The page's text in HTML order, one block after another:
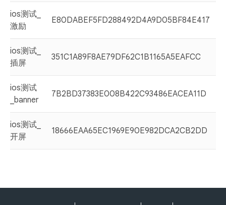
ios测试_
激励
E80DABEF5FD288492D4A9D05BF84E417
ios测试_
插屏
351C1A89F8AE79DF62C1B1165A5EAFCC
ios测试
_banner
7B2BD37383E008B422C93486EACEA11D
ios测试_
开屏
18666EAA65EC1969E90E982DCA2CB2DD